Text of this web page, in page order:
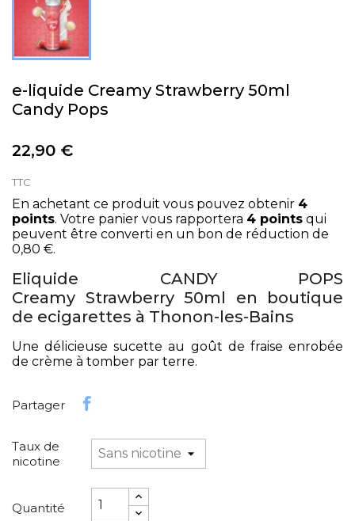
e-liquide Creamy Strawberry 50ml
Candy Pops
22,90 €
TTC
En achetant ce produit vous pouvez obtenir 4
points. Votre panier vous rapportera 4 points qui
peuvent être converti en un bon de réduction de
0,80 €.
Eliquide CANDY POPS
Creamy Strawberry 50ml en boutique
de ecigarettes à Thonon-les-Bains
Une délicieuse sucette au goût de fraise enrobée
de crème à tomber par terre.
Partager
Taux de
nicotine
Quantité